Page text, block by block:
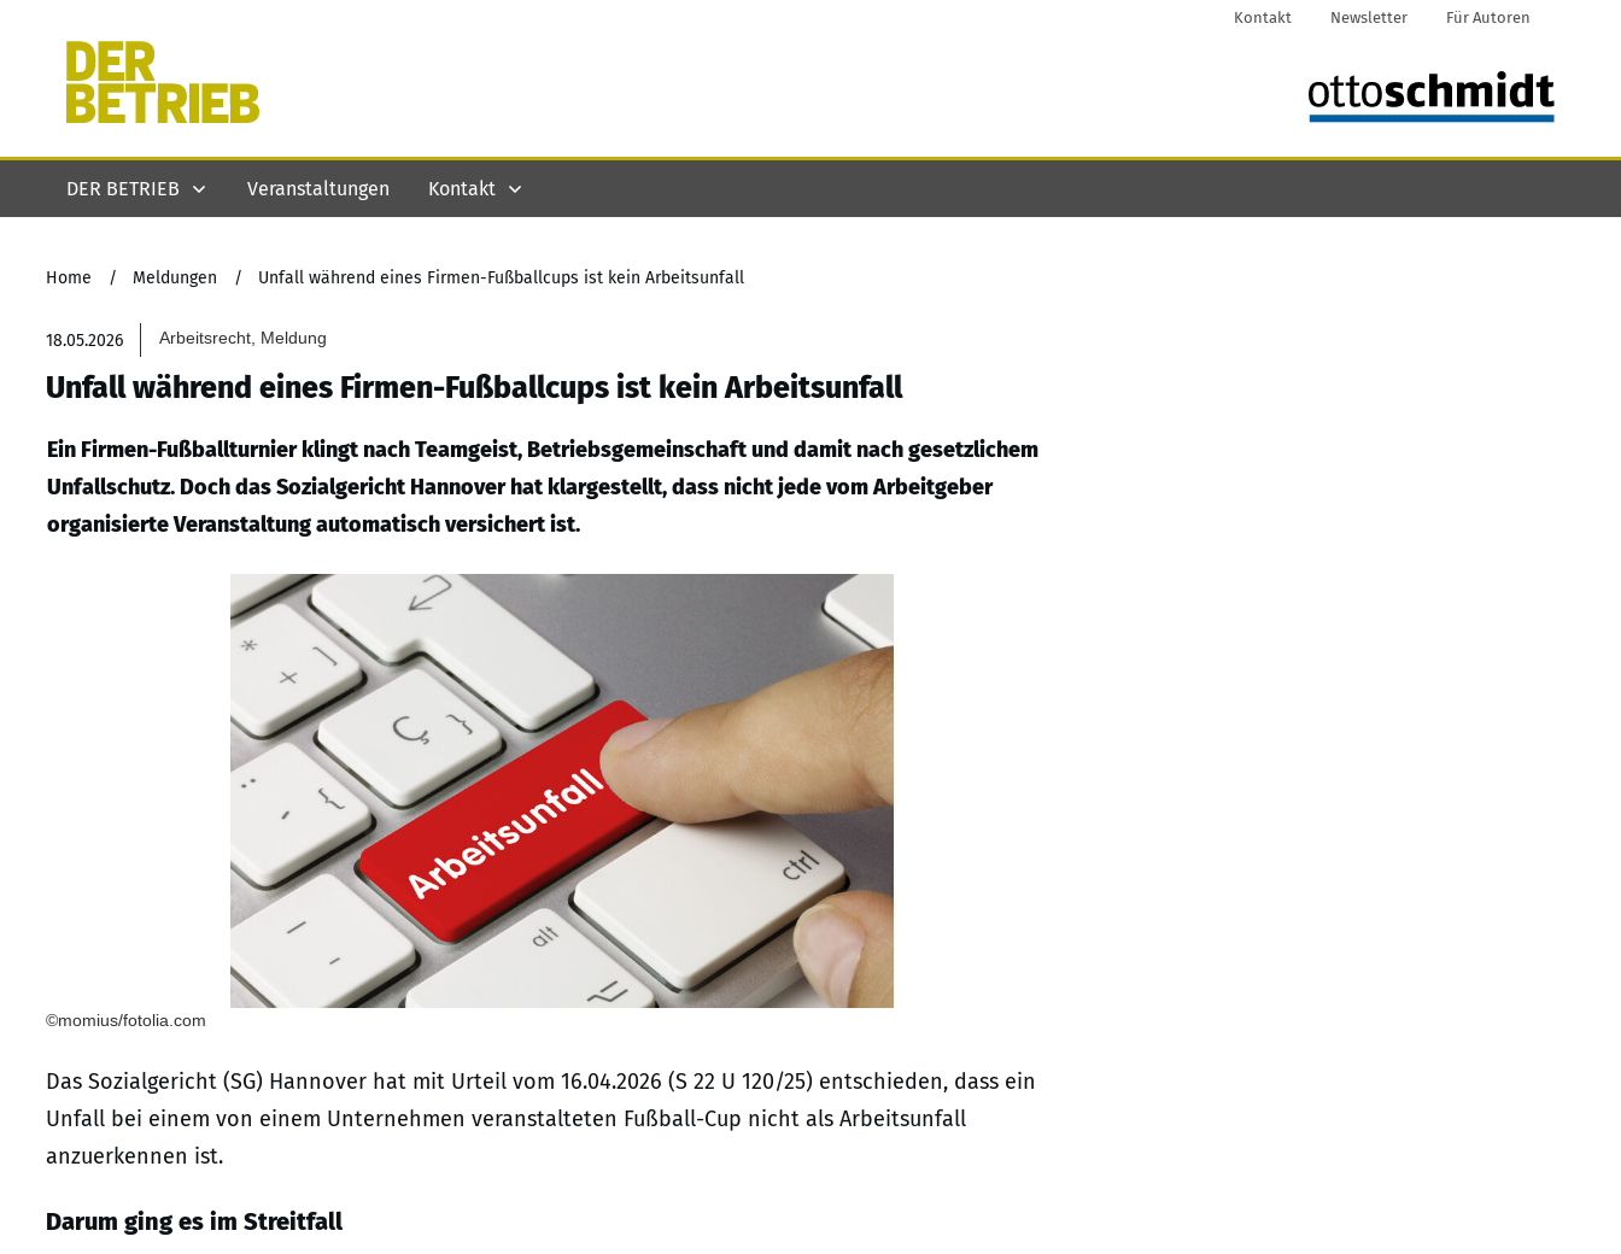
Kontakt Newsletter Für Autoren
DER BETRIEB Veranstaltungen Kontakt
Home / Meldungen / Unfall während eines Firmen-Fußballcups ist kein Arbeitsunfall
18.05.2026 Arbeitsrecht, Meldung
Unfall während eines Firmen-Fußballcups ist kein Arbeitsunfall
Ein Firmen-Fußballturnier klingt nach Teamgeist, Betriebsgemeinschaft und damit nach gesetzlichem
Unfallschutz. Doch das Sozialgericht Hannover hat klargestellt, dass nicht jede vom Arbeitgeber
organisierte Veranstaltung automatisch versichert ist.
©momius/fotolia.com
Das Sozialgericht (SG) Hannover hat mit Urteil vom 16.04.2026 (S 22 U 120/25) entschieden, dass ein
Unfall bei einem von einem Unternehmen veranstalteten Fußball-Cup nicht als Arbeitsunfall
anzuerkennen ist.
Darum ging es im Streitfall